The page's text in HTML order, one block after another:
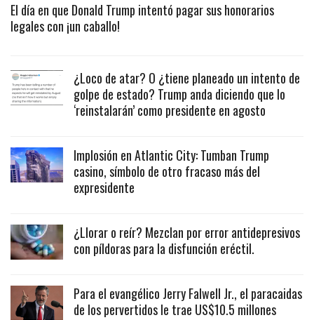
El día en que Donald Trump intentó pagar sus honorarios
legales con ¡un caballo!
¿Loco de atar? O ¿tiene planeado un intento de
golpe de estado? Trump anda diciendo que lo
‘reinstalarán’ como presidente en agosto
Implosión en Atlantic City: Tumban Trump
casino, símbolo de otro fracaso más del
expresidente
¿Llorar o reír? Mezclan por error antidepresivos
con píldoras para la disfunción eréctil.
Para el evangélico Jerry Falwell Jr., el paracaidas
de los pervertidos le trae US$10.5 millones